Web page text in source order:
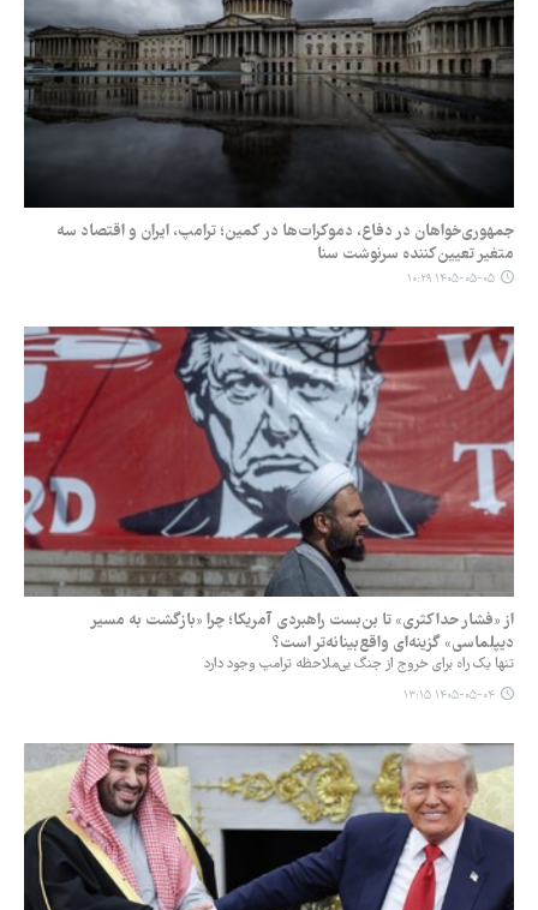
جمهوری‌خواهان در دفاع، دموکرات‌ها در کمین؛ ترامپ، ایران و اقتصاد سه
متغیر تعیین‌کننده سرنوشت سنا
۱۴۰۵-۰۵-۰۵ ۱۰:۲۹
از «فشار حداکثری» تا بن‌بست راهبردی آمریکا؛ چرا «بازگشت به مسیر
دیپلماسی» گزینه‌ای واقع‌بینانه‌تر است؟
تنها یک راه برای خروج از جنگ بی‌ملاحظه ترامپ وجود دارد
۱۴۰۵-۰۵-۰۴ ۱۳:۱۵